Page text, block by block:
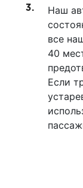
Наш
все
40
Если